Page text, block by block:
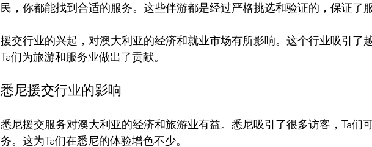
民，你都能找到合适的服务。这些伴游都是经过严格挑选和验证的，保证了
援交行业的兴起，对澳大利亚的经济和就业市场有所影响。这个行业吸引了
悉尼援交行业的影响
悉尼援交服务对澳大利亚的经济和旅游业有益。悉尼吸引了很多访客，Ta们